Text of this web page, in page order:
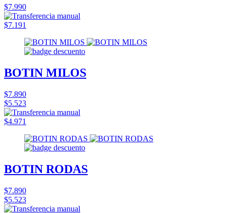
$7.990
$7.191
BOTIN MILOS
$7.890
$5.523
$4.971
BOTIN RODAS
$7.890
$5.523